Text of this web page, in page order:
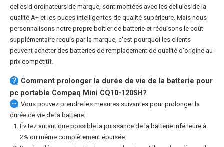
celles d'ordinateurs de marque, sont montées avec les cellules de la
qualité A+ et les puces intelligentes de qualité supérieure. Mais nous
personnalisons notre propre boîtier de batterie et réduisons le coût
supplémentaire requis par la marque, c'est pourquoi les clients
peuvent acheter des batteries de remplacement de qualité d'origine au
prix compétitif.
Comment prolonger la durée de vie de la batterie pour
pc portable Compaq Mini CQ10-120SH ?
Vous pouvez prendre les mesures suivantes pour prolonger la
durée de vie de la batterie:
Évitez autant que possible la puissance de la batterie inférieure à
2% ou même complètement épuisée.